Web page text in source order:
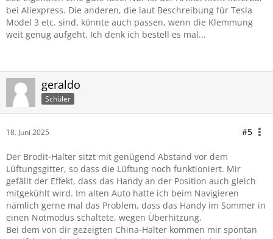
bei Aliexpress. Die anderen, die laut Beschreibung für Tesla
Model 3 etc. sind, könnte auch passen, wenn die Klemmung
weit genug aufgeht. Ich denk ich bestell es mal...
geraldo
Schüler
18. Juni 2025 #5
Der Brodit-Halter sitzt mit genügend Abstand vor dem
Lüftungsgitter, so dass die Lüftung noch funktioniert. Mir
gefällt der Effekt, dass das Handy an der Position auch gleich
mitgekühlt wird. Im alten Auto hatte ich beim Navigieren
nämlich gerne mal das Problem, dass das Handy im Sommer in
einen Notmodus schaltete, wegen Überhitzung.
Bei dem von dir gezeigten China-Halter kommen mir spontan